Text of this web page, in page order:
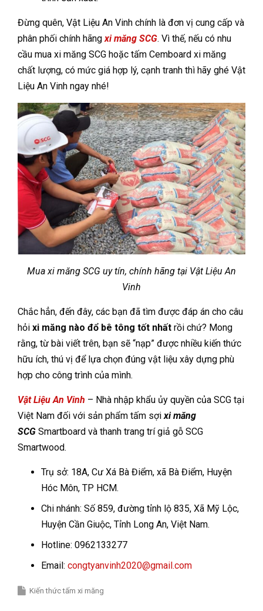
Đừng quên, Vật Liệu An Vinh chính là đơn vị cung cấp và
phân phối chính hãng xi măng SCG. Vì thế, nếu có nhu
cầu mua xi măng SCG hoặc tấm Cemboard xi măng
chất lượng, có mức giá hợp lý, cạnh tranh thì hãy ghé Vật
Liệu An Vinh ngay nhé!
Mua xi măng SCG uy tín, chính hãng tại Vật Liệu An
Vinh
Chắc hẳn, đến đây, các bạn đã tìm được đáp án cho câu
hỏi xi măng nào đổ bê tông tốt nhất rồi chứ? Mong
rằng, từ bài viết trên, bạn sẽ “nạp” được nhiều kiến thức
hữu ích, thú vị để lựa chọn đúng vật liệu xây dựng phù
hợp cho công trình của mình.
Vật Liệu An Vinh – Nhà nhập khẩu ủy quyền của SCG tại
Việt Nam đối với sản phẩm tấm sợixi măng
SCG Smartboard và thanh trang trí giả gỗ SCG
Smartwood.
Trụ sở: 18A, Cư Xá Bà Điểm, xã Bà Điểm, Huyện
Hóc Môn, TP HCM.
Chi nhánh: Số 859, đường tỉnh lộ 835, Xã Mỹ Lộc,
Huyện Cần Giuộc, Tỉnh Long An, Việt Nam.
Hotline: 0962133277
Email: congtyanvinh2020@gmail.com
Kiến thức tấm xi măng